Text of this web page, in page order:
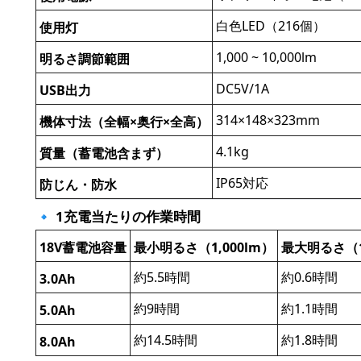
使用灯
白色LED（216個）
明るさ調節範囲
1,000 ~ 10,000lm
USB出力
DC5V/1A
機体寸法（全幅×奥行×全高）
314×148×323mm
質量（蓄電池含まず）
4.1kg
防じん・防水
IP65対応
🔹 1充電当たりの作業時間
18V蓄電池容量 最小明るさ（1,000lm）
最大明るさ
3.0Ah
約5.5時間
約0.6時間
5.0Ah
約9時間
約1.1時間
8.0Ah
約14.5時間
約1.8時間